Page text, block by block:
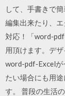
して、手書きで
編集出来たり、
対応！「word-
用頂けます。デ
word-pdf-Excelが
たい場合にも用
す。 普段の生活